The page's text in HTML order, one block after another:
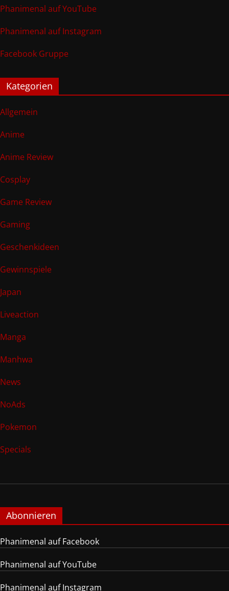
Phanimenal auf YouTube
Phanimenal auf Instagram
Facebook Gruppe
Kategorien
Allgemein
Anime
Anime Review
Cosplay
Game Review
Gaming
Geschenkideen
Gewinnspiele
Japan
Liveaction
Manga
Manhwa
News
NoAds
Pokemon
Specials
Abonnieren
Phanimenal auf Facebook
Phanimenal auf YouTube
Phanimenal auf Instagram